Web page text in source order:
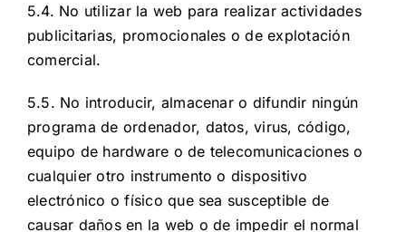
5.4. No utilizar la web para realizar actividades
publicitarias, promocionales o de explotación
comercial.
5.5. No introducir, almacenar o difundir ningún
programa de ordenador, datos, virus, código,
equipo de hardware o de telecomunicaciones o
cualquier otro instrumento o dispositivo
electrónico o físico que sea susceptible de
causar daños en la web o de impedir el normal